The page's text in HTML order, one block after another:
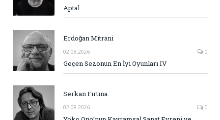
Aptal
Erdoğan Mitrani
02.08.2026 0
Geçen Sezonun En İyi Oyunları IV
Serkan Fırtına
02.08.2026 0